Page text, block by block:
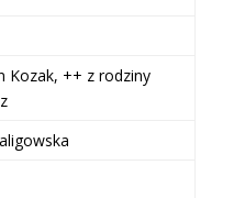
Kozak, ++ z rodziny